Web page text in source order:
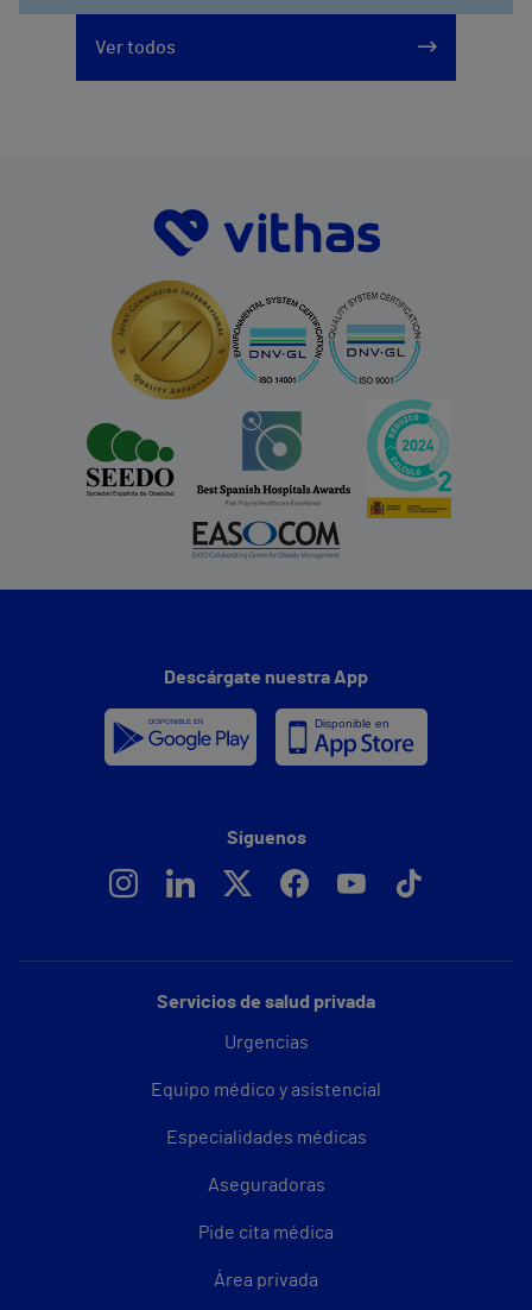
Ver todos
Servicios de salud privada
Urgencias
Equipo médico y asistencial
Especialidades médicas
Aseguradoras
Pide cita médica
Área privada
Descárgate nuestra App
Síguenos